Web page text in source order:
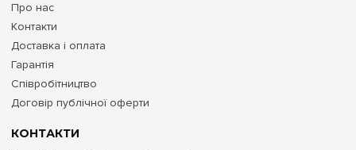
КОНТАКТИ
Про нас
Контакти
Доставка і оплата
Гарантія
Співробітництво
Договір публічної оферти